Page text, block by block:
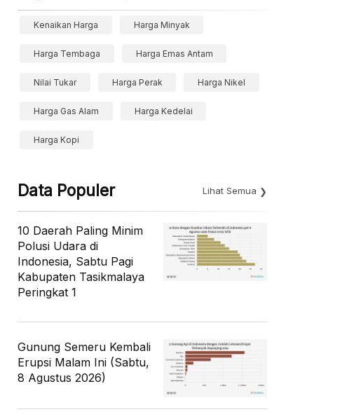
Kenaikan Harga Harga Minyak
Harga Tembaga Harga Emas Antam
Nilai Tukar Harga Perak Harga Nikel
Harga Gas Alam Harga Kedelai
Harga Kopi
Data Populer Lihat Semua
10 Daerah Paling Minim
Polusi Udara di
Indonesia, Sabtu Pagi
Kabupaten Tasikmalaya
Peringkat 1
Gunung Semeru Kembali
Erupsi Malam Ini (Sabtu,
8 Agustus 2026)